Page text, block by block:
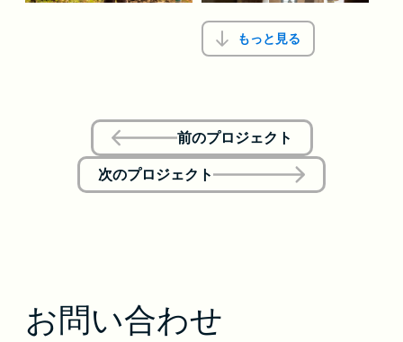
もっと見る
前のプロジェクト
次のプロジェクト
お問い合わせ